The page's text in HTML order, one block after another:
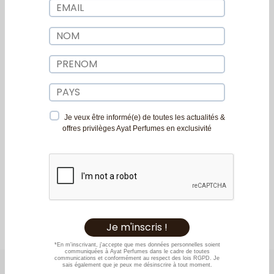
Je veux être informé(e) de toutes les actualités &
offres privilèges Ayat Perfumes en exclusivité
Huile Parfumée Rose
Perfumes – 6 x 6ml
16,99
Collection
Edition
Spectrum
Edition